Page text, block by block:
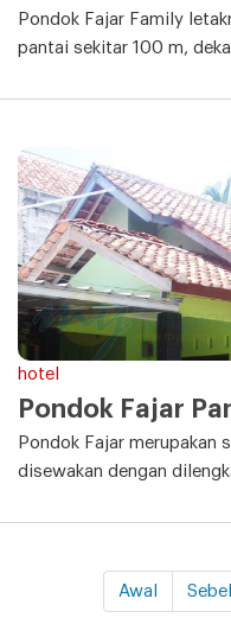
Pondok Fajar Family
pantai sekitar 100 m,
hotel
Pondok Fajar
Pondok Fajar merupakan
disewakan dengan
Awal